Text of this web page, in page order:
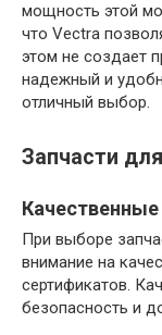
мощность этой
что Vectra
этом не создает
надежный и
отличный выбор.
Запчасти
Качественные
При выборе
внимание на
сертификатов.
безопасность и